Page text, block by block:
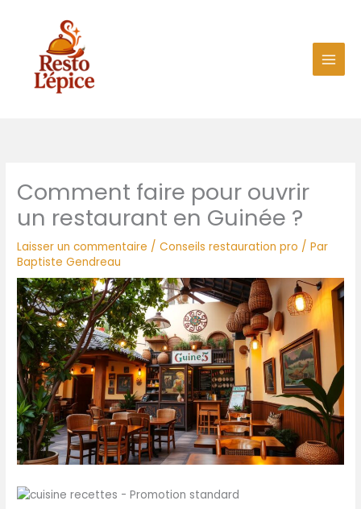
Comment faire pour ouvrir
un restaurant en Guinée ?
Laisser un commentaire /Conseils restauration pro / Par
Baptiste Gendreau